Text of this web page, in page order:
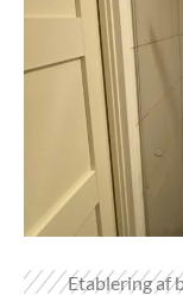
Etablering af